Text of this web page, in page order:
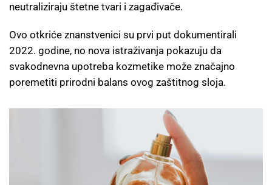
neutraliziraju štetne tvari i zagađivače.
Ovo otkriće znanstvenici su prvi put dokumentirali
2022. godine, no nova istraživanja pokazuju da
svakodnevna upotreba kozmetike može značajno
poremetiti prirodni balans ovog zaštitnog sloja.